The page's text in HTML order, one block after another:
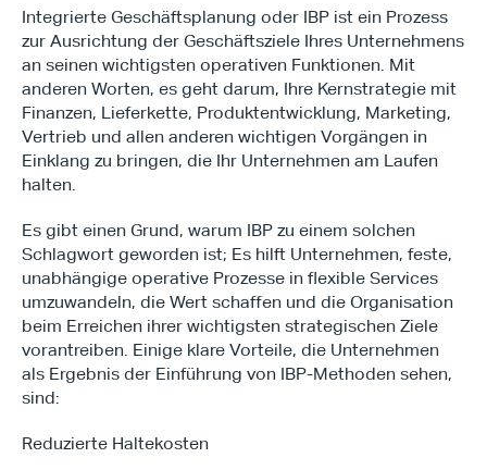
Integrierte Geschäftsplanung oder IBP ist ein Prozess
zur Ausrichtung der Geschäftsziele Ihres Unternehmens
an seinen wichtigsten operativen Funktionen. Mit
anderen Worten, es geht darum, Ihre Kernstrategie mit
Finanzen, Lieferkette, Produktentwicklung, Marketing,
Vertrieb und allen anderen wichtigen Vorgängen in
Einklang zu bringen, die Ihr Unternehmen am Laufen
halten.
Es gibt einen Grund, warum IBP zu einem solchen
Schlagwort geworden ist; Es hilft Unternehmen, feste,
unabhängige operative Prozesse in flexible Services
umzuwandeln, die Wert schaffen und die Organisation
beim Erreichen ihrer wichtigsten strategischen Ziele
vorantreiben. Einige klare Vorteile, die Unternehmen
als Ergebnis der Einführung von IBP-Methoden sehen,
sind:
Reduzierte Haltekosten